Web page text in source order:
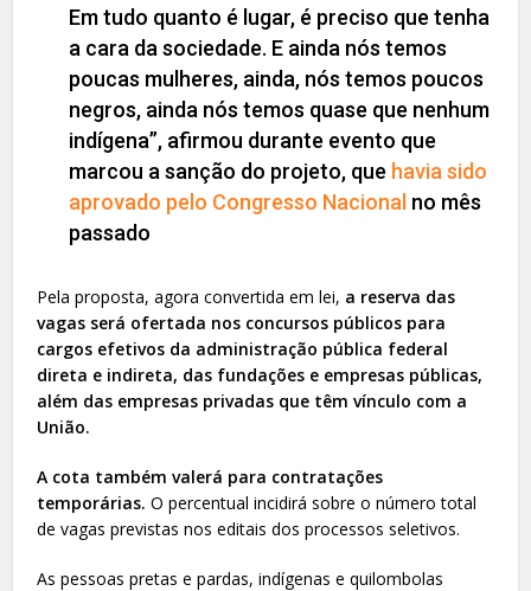
Em tudo quanto é lugar, é preciso que tenha
a cara da sociedade. E ainda nós temos
poucas mulheres, ainda, nós temos poucos
negros, ainda nós temos quase que nenhum
indígena”, afirmou durante evento que
marcou a sanção do projeto, que havia sido
aprovado pelo Congresso Nacional no mês
passado
Pela proposta, agora convertida em lei, a reserva das
vagas será ofertada nos concursos públicos para
cargos efetivos da administração pública federal
direta e indireta, das fundações e empresas públicas,
além das empresas privadas que têm vínculo com a
União.
A cota também valerá para contratações
temporárias. O percentual incidirá sobre o número total
de vagas previstas nos editais dos processos seletivos.
As pessoas pretas e pardas, indígenas e quilombolas